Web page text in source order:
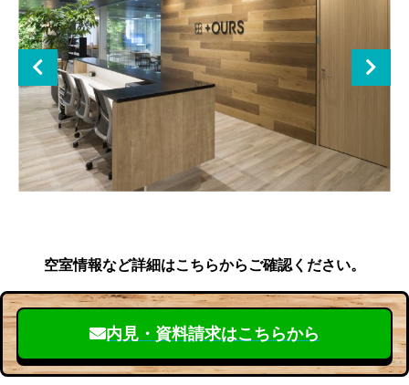
空室情報など詳細はこちらからご確認ください。
内見・資料請求はこちらから